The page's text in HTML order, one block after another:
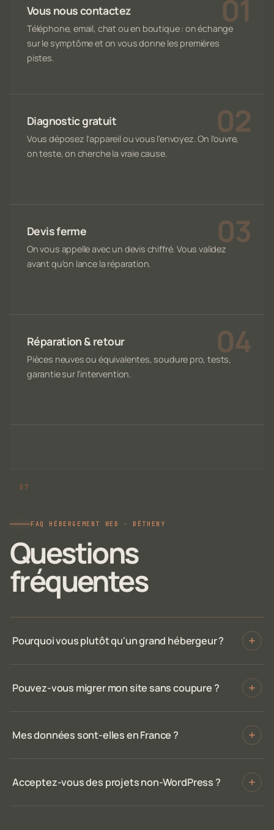
Vous nous contactez
Téléphone, email, chat ou en boutique : on échange
sur le symptôme et on vous donne les premières
pistes.
Diagnostic gratuit
Vous déposez l'appareil ou vous l'envoyez. On l'ouvre,
on teste, on cherche la vraie cause.
Devis ferme
On vous appelle avec un devis chiffré. Vous validez
avant qu'on lance la réparation.
Réparation & retour
Pièces neuves ou équivalentes, soudure pro, tests,
garantie sur l'intervention.
FAQ HÉBERGEMENT WEB · BÉTHENY
Questions
fréquentes
Pourquoi vous plutôt qu'un grand hébergeur ?
Pouvez-vous migrer mon site sans coupure ?
Mes données sont-elles en France ?
Acceptez-vous des projets non-WordPress ?